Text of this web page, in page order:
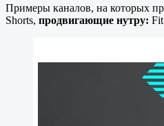
Примеры каналов, на которых
Shorts, продвигающие нутру: